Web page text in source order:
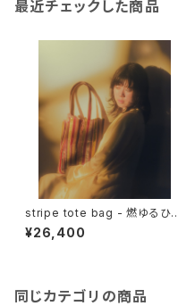
最近チェックした商品
stripe tote bag - 燃ゆるひ
( red )
¥26,400
同じカテゴリの商品